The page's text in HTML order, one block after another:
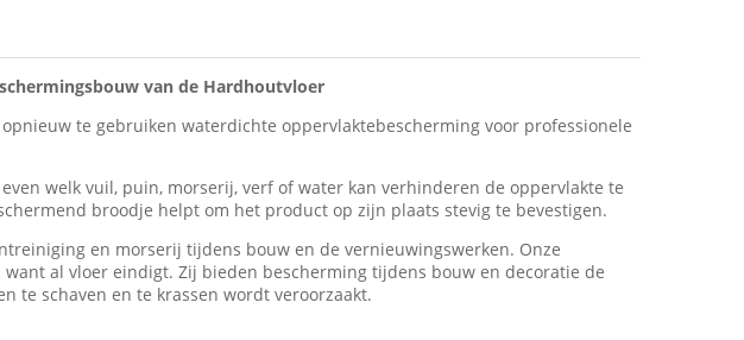
van de Hardhoutvloer
te gebruiken waterdichte oppervlaktebescherming voor professionele
welk vuil, puin, morserij, verf of water kan verhinderen de oppervlakte te
broodje helpt om het product op zijn plaats stevig te bevestigen.
en morserij tijdens bouw en de vernieuwingswerken. Onze
al vloer eindigt. Zij bieden bescherming tijdens bouw en decoratie de
te schaven en te krassen wordt veroorzaakt.